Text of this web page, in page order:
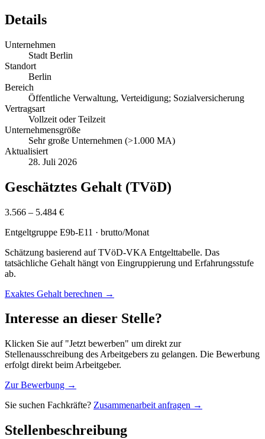
Details
Unternehmen
Stadt Berlin
Standort
Berlin
Bereich
Öffentliche Verwaltung, Verteidigung; Sozialversicherung
Vertragsart
Vollzeit oder Teilzeit
Unternehmensgröße
Sehr große Unternehmen (>1.000 MA)
Aktualisiert
28. Juli 2026
Geschätztes Gehalt (TVöD)
3.566 – 5.484 €
Entgeltgruppe E9b-E11 · brutto/Monat
Schätzung basierend auf TVöD-VKA Entgelttabelle. Das
tatsächliche Gehalt hängt von Eingruppierung und Erfahrungsstufe
ab.
Exaktes Gehalt berechnen →
Interesse an dieser Stelle?
Klicken Sie auf "Jetzt bewerben" um direkt zur
Stellenausschreibung des Arbeitgebers zu gelangen. Die Bewerbung
erfolgt direkt beim Arbeitgeber.
Zur Bewerbung →
Sie suchen Fachkräfte? Zusammenarbeit anfragen →
Stellenbeschreibung